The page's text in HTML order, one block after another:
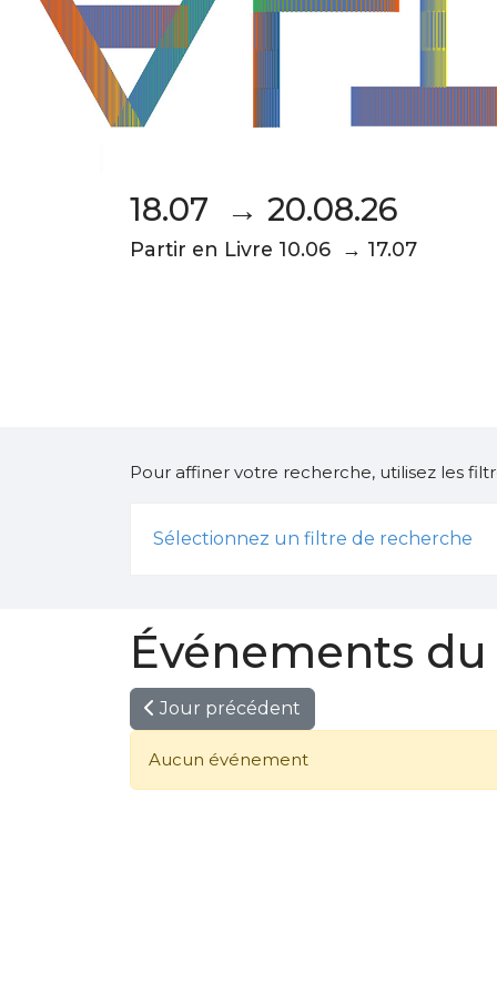
18.07 → 20.08.26
Partir en Livre 10.06 → 17.07
Pour affiner votre recherche, utilisez les
Sélectionnez un filtre de recherche
Événements
Jour précédent
Aucun événement